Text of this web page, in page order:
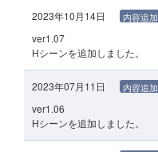
2023年10月14日 内容追加
ver1.07
Hシーンを追加しました。
2023年07月11日 内容追加
ver1.06
Hシーンを追加しました。